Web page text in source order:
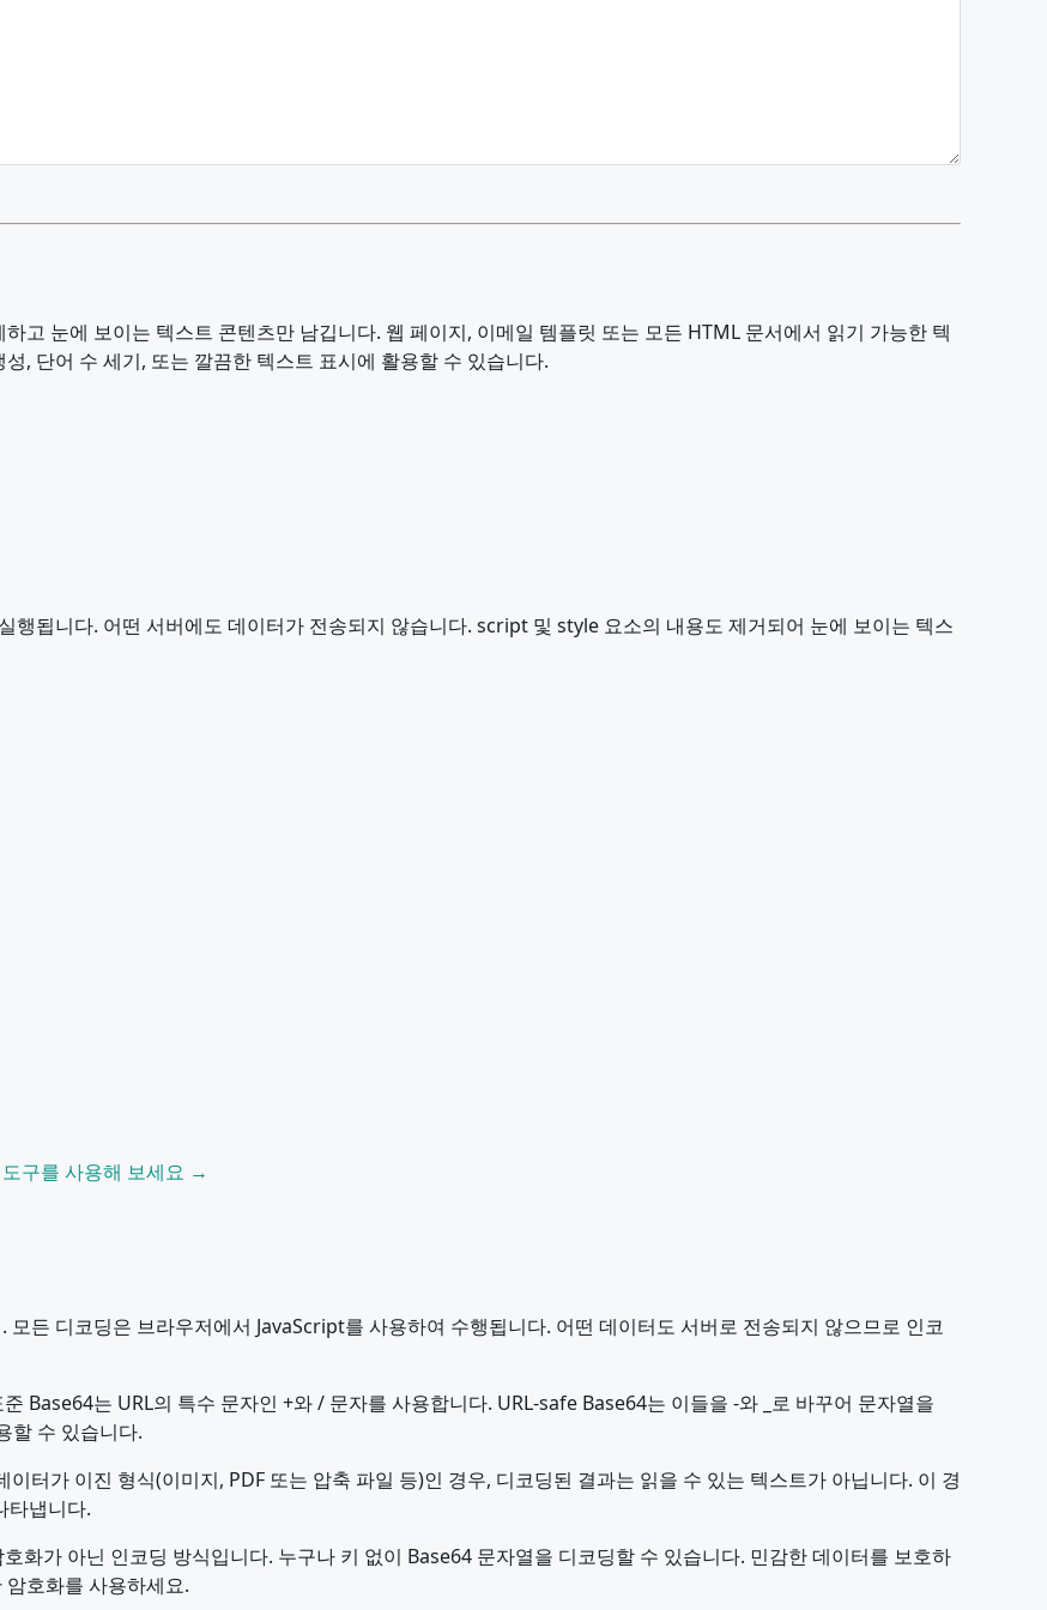
고 눈에 보이는 텍스트 콘텐츠만 남깁니다. 웹 페이지, 이메일 템플릿 또는 모든 HTML 문서에서 읽기 가능한 텍
, 단어 수 세기, 또는 깔끔한 텍스트 표시에 활용할 수 있습니다.
행됩니다. 어떤 서버에도 데이터가 전송되지 않습니다. script 및 style 요소의 내용도 제거되어 눈에 보이는 텍스
구를 사용해 보세요 →
모든 디코딩은 브라우저에서 JavaScript를 사용하여 수행됩니다. 어떤 데이터도 서버로 전송되지 않으므로 인코
준 Base64는 URL의 특수 문자인 +와 / 문자를 사용합니다. URL-safe Base64는 이들을 -와 _로 바꾸어 문자열을
할 수 있습니다.
이터가 이진 형식(이미지, PDF 또는 압축 파일 등)인 경우, 디코딩된 결과는 읽을 수 있는 텍스트가 아닙니다. 이 경
타냅니다.
화가 아닌 인코딩 방식입니다. 누구나 키 없이 Base64 문자열을 디코딩할 수 있습니다. 민감한 데이터를 보호하
호화를 사용하세요.